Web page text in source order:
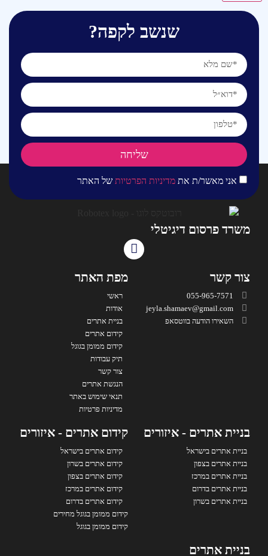
שנשב לקפה?
אני מאשר/ת את מדיניות הפרטיות של האתר
שליחה
משרד פרסום דיגיטלי
צור קשר
055-965-7571
jeyla.shamaev@gmail.com
השאירו הודעה בווטסאפ
מפת האתר
ראשי
אודות
בניית אתרים
קידום אתרים
קידום ממומן בגוגל
תיק עבודות
צור קשר
הנגשת אתרים
תנאי שימוש באתר
מדיניות פרטיות
בניית אתרים - איזורים
בניית אתרים בישראל
בניית אתרים בצפון
בניית אתרים במרכז
בניית אתרים בדרום
בניית אתרים בשרון
קידום אתרים - איזורים
קידום אתרים בישראל
קידום אתרים בשרון
קידום אתרים בצפון
קידום אתרים במרכז
קידום אתרים בדרום
קידום ממומן בגוגל מחירים
קידום ממומן בגוגל
בניית אתרים